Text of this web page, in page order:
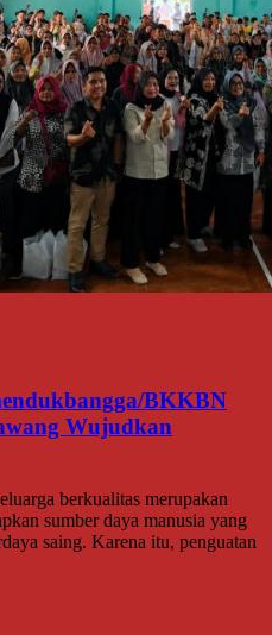
BKKBN
Wujudkan
berkualitas merupakan
sumber daya manusia yang
saing. Karena itu, penguatan